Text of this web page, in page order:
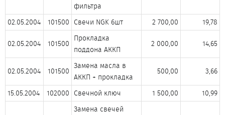
фильтра​
02.05.2004​ 101500​ Свечи NGK 6шт​ 2 700,00​ 19,78​
02.05.2004​ 101500​
Прокладка
поддона АККП​
2 000,00​ 14,65​
02.05.2004​ 101500​
Замена масла в
АККП + прокладка​
500,00​ 3,66​
15.05.2004​ 102000​ Свечной ключ​ 1 500,00​ 10,99​
Замена свечей